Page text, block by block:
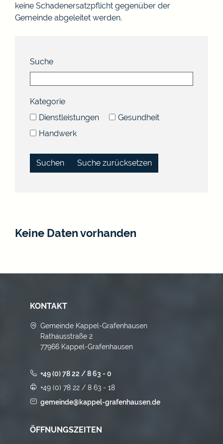
keine Schadenersatzpflicht gegenüber der
Gemeinde abgeleitet werden.
Suche
Kategorie
Dienstleistungen
Gesundheit
Handwerk
Suche zurücksetzen
Keine Daten vorhanden
KONTAKT
Gemeinde Kappel-Grafenhausen
Rathausstraße 2
77966 Kappel-Grafenhausen
+49 (0) 78 22 / 8 63 - 0
+49 (0) 78 22 / 8 63 - 18
gemeinde@kappel-grafenhausen.de
ÖFFNUNGSZEITEN